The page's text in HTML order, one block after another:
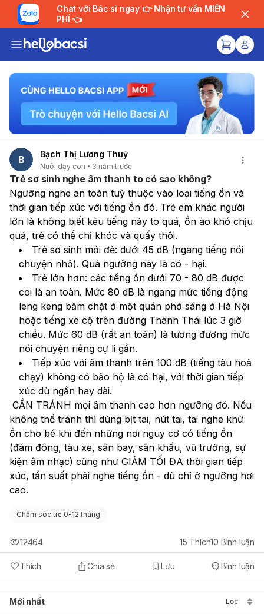
Chat với Bác sĩ ngay 👉 Nhận tư vấn MIỄN
PHÍ 👈
B Bạch Thị Lương Thuỷ
Nuôi dạy con 3 năm trước
Trẻ sơ sinh nghe âm thanh to có sao không?
Ngưỡng nghe an toàn tuỳ thuộc vào loại tiếng ồn và
thời gian tiếp xúc với tiếng ồn đó. Trẻ em khác người
lớn là không biết kêu tiếng này to quá, ồn ào khó chịu
quá, trẻ có thể chỉ khóc và quấy thôi.
Trẻ sơ sinh mới đẻ: dưới 45 dB (ngang tiếng nói
chuyện nhỏ). Quá ngưỡng này là có - hại.
Trẻ lớn hơn: các tiếng ồn dưới 70 - 80 dB được
coi là an toàn. Mức 80 dB là ngang mức tiếng động
leng keng băm chặt ở một quán phở sáng ở Hà Nội
hoặc tiếng xe cộ trên đường Thành Thái lúc 3 giờ
chiều. Mức 60 dB (rất an toàn) là tương đương mức
nói chuyện riêng cự li gần.
Tiếp xúc với âm thanh trên 100 dB (tiếng tàu hoả
chạy) không có bảo hộ là có hại, với thời gian tiếp
xúc dù ngắn hay dài.
không thể tránh thì dùng bịt tai, nút tai, tai nghe khử
ồn cho bé khi đến những nơi nguy cơ có tiếng ồn
(đám đông, tàu xe, sân bay, sân khấu, vũ trường, sự
kiện âm nhạc) cũng như GIẢM TỐI ĐA thời gian tiếp
xúc, tần suất phải nghe tiếng ồn - dù chỉ ở ngưỡng hơi
cao.
Chăm sóc trẻ 0-12 tháng
Thích Chia sẻ Lưu Bình luận
12464 15 Thích10 Bình luận
Mới nhất Lọc